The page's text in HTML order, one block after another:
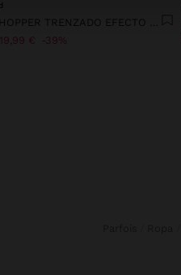
BOLSO SHOPPER TRENZADO EFECTO RAFIA
19,99 € 39%